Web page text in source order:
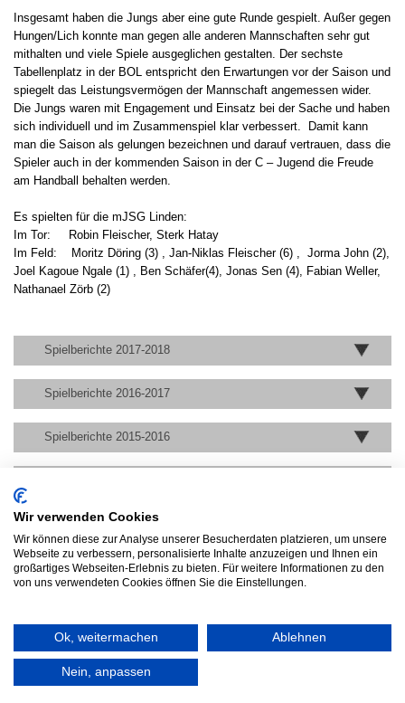
Insgesamt haben die Jungs aber eine gute Runde gespielt. Außer gegen
Hungen/Lich konnte man gegen alle anderen Mannschaften sehr gut
mithalten und viele Spiele ausgeglichen gestalten. Der sechste
Tabellenplatz in der BOL entspricht den Erwartungen vor der Saison und
spiegelt das Leistungsvermögen der Mannschaft angemessen wider.
Die Jungs waren mit Engagement und Einsatz bei der Sache und haben
sich individuell und im Zusammenspiel klar verbessert. Damit kann
man die Saison als gelungen bezeichnen und darauf vertrauen, dass die
Spieler auch in der kommenden Saison in der C – Jugend die Freude
am Handball behalten werden.
Es spielten für die mJSG Linden:
Im Tor: Robin Fleischer, Sterk Hatay
Im Feld: Moritz Döring (3) , Jan-Niklas Fleischer (6) , Jorma John (2),
Joel Kagoue Ngale (1) , Ben Schäfer(4), Jonas Sen (4), Fabian Weller,
Nathanael Zörb (2)
Spielberichte 2017-2018
Spielberichte 2016-2017
Spielberichte 2015-2016
Spielberichte 2013-2014
Spielberichte 2012-2013
© 2026 HSG LINDEN HANDBALL
ANFAHRT IMPRESSUM
Wir verwenden Cookies
Wir können diese zur Analyse unserer Besucherdaten platzieren, um unsere
Webseite zu verbessern, personalisierte Inhalte anzuzeigen und Ihnen ein
großartiges Webseiten-Erlebnis zu bieten. Für weitere Informationen zu den
von uns verwendeten Cookies öffnen Sie die Einstellungen.
Ok, weitermachen Ablehnen
Nein, anpassen